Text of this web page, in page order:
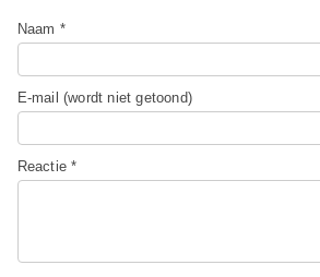
Naam *
E-mail (wordt niet getoond)
Reactie *